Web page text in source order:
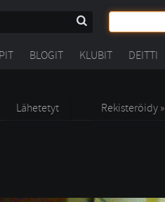
BLOGIT KLUBIT DEITTI
Lähetetyt Rekisteröidy »